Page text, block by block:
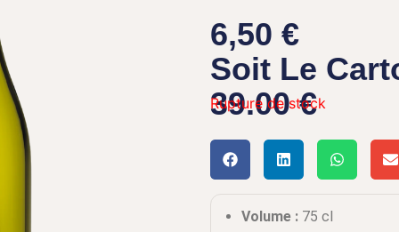
6,50 €
Soit Le
39.00 €
Rupture de stock
Volume : 75 cl